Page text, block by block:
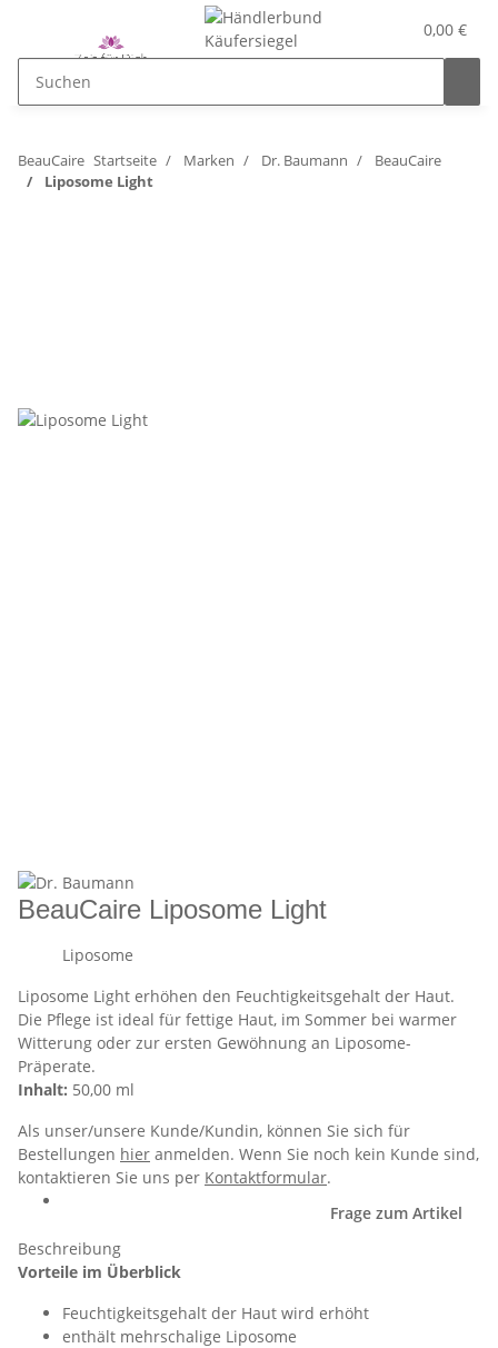
0,00 €
BeauCaire Startseite Marken Dr. Baumann
BeauCaire
Liposome Light
BeauCaire Liposome Light
Liposome
Liposome Light erhöhen den Feuchtigkeitsgehalt der Haut.
Die Pflege ist ideal für fettige Haut, im Sommer bei warmer
Witterung oder zur ersten Gewöhnung an Liposome-
Präperate.
Inhalt: 50,00 ml
Als unser/unsere Kunde/Kundin, können Sie sich für
Bestellungen hier anmelden. Wenn Sie noch kein Kunde sind,
kontaktieren Sie uns per Kontaktformular.
Frage zum Artikel
Beschreibung
Vorteile im Überblick
Feuchtigkeitsgehalt der Haut wird erhöht
enthält mehrschalige Liposome